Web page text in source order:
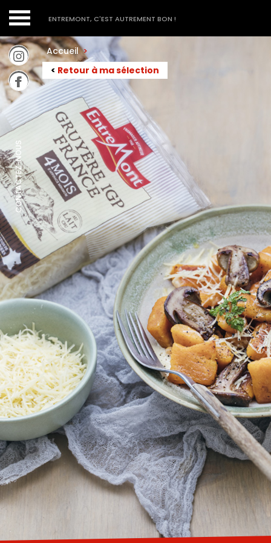
CONTACTEZ-NOUS
ENTREMONT, C'EST AUTREMENT BON !
Accueil >
< Retour à ma sélection